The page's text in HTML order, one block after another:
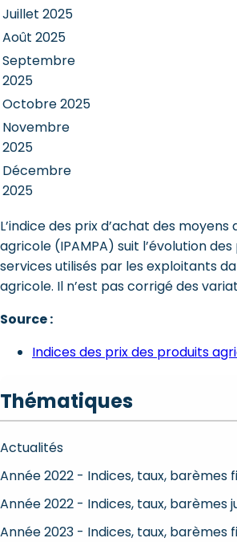
Juillet 2025
Août 2025
Septembre
2025
Octobre 2025
Novembre
2025
Décembre
2025
L’indice des prix d’achat des
agricole (IPAMPA) suit l’évolution
services utilisés par les exploitants
agricole. Il n’est pas corrigé des
Source :
Indices des prix des produits
Thématiques
Actualités
Année 2022 - Indices, taux, barèmes
Année 2022 - Indices, taux, barèmes
Année 2023 - Indices, taux, barèmes